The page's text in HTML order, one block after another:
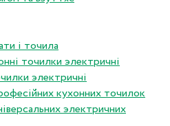
і точила
точилки электричнi
электричнi
кухонних точилок
электричних